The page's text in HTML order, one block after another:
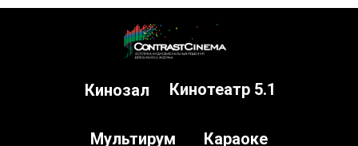
Кинотеатр 5.1
Кинозал
Мультирум Караоке